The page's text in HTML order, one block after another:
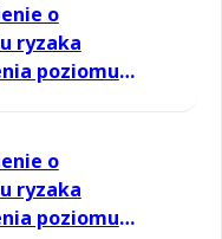
o
ryzaka
poziomu
o
ryzaka
poziomu